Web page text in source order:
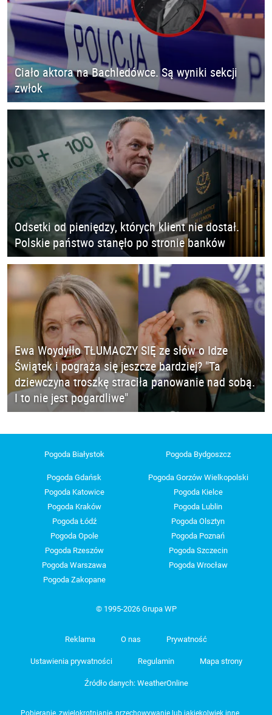
Ciało aktora na Bachledówce. Są wyniki sekcji
zwłok
Odsetki od pieniędzy, których klient nie dostał.
Polskie państwo stanęło po stronie banków
Ewa Woydyłło TŁUMACZY SIĘ ze słów o Idze
Świątek i pogrąża się jeszcze bardziej? "Ta
dziewczyna troszkę straciła panowanie nad sobą.
I to nie jest pogardliwe"
Pogoda Białystok Pogoda Bydgoszcz
Pogoda Gdańsk
Pogoda Gorzów Wielkopolski
Pogoda Katowice
Pogoda Kielce
Pogoda Kraków
Pogoda Lublin
Pogoda Łódź
Pogoda Olsztyn
Pogoda Opole
Pogoda Poznań
Pogoda Rzeszów
Pogoda Szczecin
Pogoda Warszawa
Pogoda Wrocław
Pogoda Zakopane
© 1995-2026 Grupa WP
Reklama O nas Prywatność
Ustawienia prywatności Regulamin Mapa strony
Źródło danych: WeatherOnline
Pobieranie, zwielokrotnianie, przechowywanie lub jakiekolwiek inne